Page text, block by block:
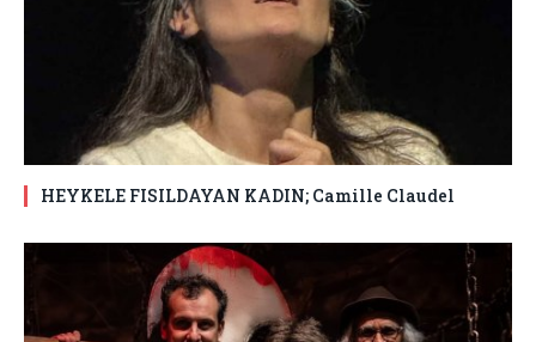
HEYKELE FISILDAYAN KADIN; Camille Claudel